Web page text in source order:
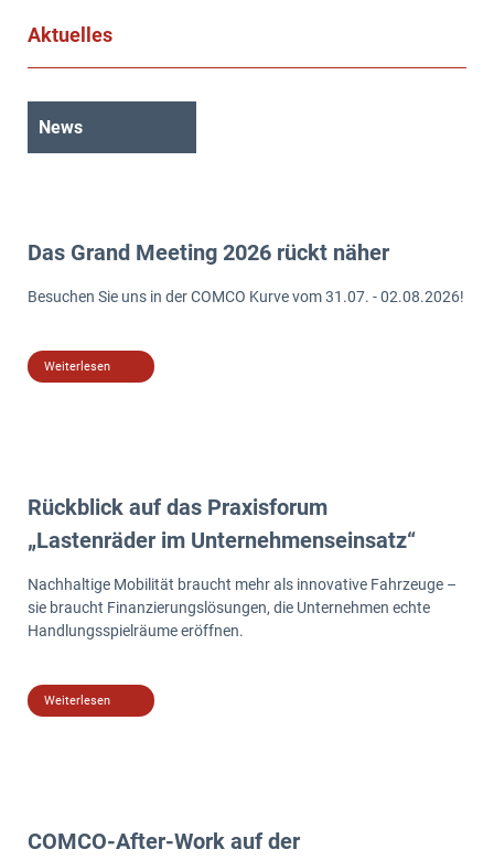
Aktuelles
News
Das Grand Meeting 2026 rückt näher
Besuchen Sie uns in der COMCO Kurve vom 31.07. - 02.08.2026!
Weiterlesen
Rückblick auf das Praxisforum
„Lastenräder im Unternehmenseinsatz“
Nachhaltige Mobilität braucht mehr als innovative Fahrzeuge –
sie braucht Finanzierungslösungen, die Unternehmen echte
Handlungsspielräume eröffnen.
Weiterlesen
COMCO-After-Work auf der